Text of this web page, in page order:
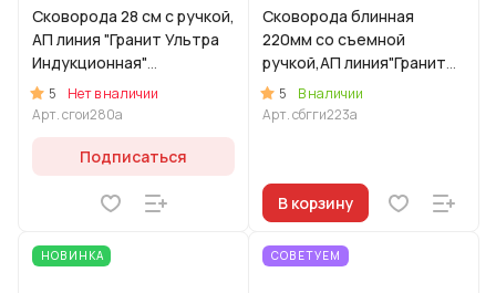
Сковорода 28 см с ручкой,
АП линия "Гранит Ультра
Индукционная"
(Оригинальный)
5
Нет в наличии
Арт.сгои280а
Подписаться
Сковорода блинная
220мм со съемной
ручкой,АП линия"Гранит
Ультра Индукционная"
(синий)
5
В наличии
Арт.сбгги223а
В корзину
НОВИНКА СОВЕТУЕМ